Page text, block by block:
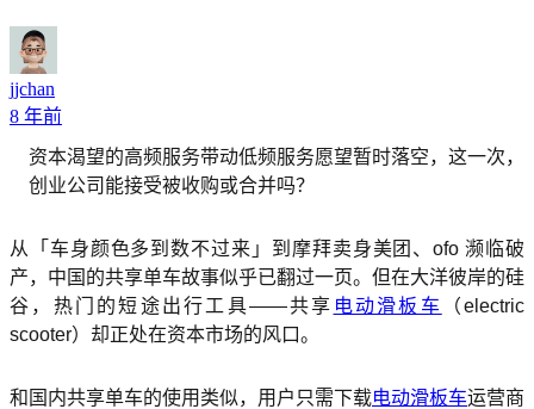
jjchan
8 年前
资本渴望的高频服务带动低频服务愿望暂时落空，这一次，
创业公司能接受被收购或合并吗？
从「车身颜色多到数不过来」到摩拜卖身美团、ofo 濒临破
产，中国的共享单车故事似乎已翻过一页。但在大洋彼岸的硅
谷，热门的短途出行工具——共享 电动滑板车
（electric
scooter）却正处在资本市场的风口。
和国内共享单车的使用类似，用户只需下载电动滑板车运营商